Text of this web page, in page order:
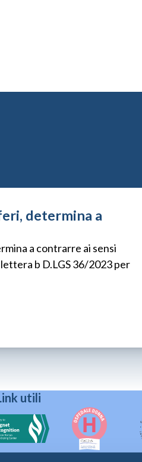
determina a
a contrarre ai sensi
lettera b D.LGS 36/2023 per
utili